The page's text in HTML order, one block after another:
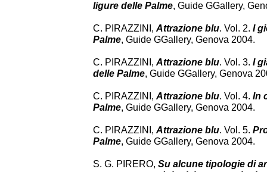
ligure delle Palme, Guide GGallery,
C. PIRAZZINI, Attrazione blu. Vol. 2. I
Palme, Guide GGallery, Genova 2004.
C. PIRAZZINI, Attrazione blu. Vol. 3. I
delle Palme, Guide GGallery, Genova
C. PIRAZZINI, Attrazione blu. Vol. 4. In
Palme, Guide GGallery, Genova 2004.
C. PIRAZZINI, Attrazione blu. Vol. 5.
Palme, Guide GGallery, Genova 2004.
S. G. PIRERO, Su alcune tipologie di